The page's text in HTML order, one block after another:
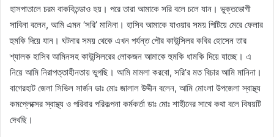
হাসপাতালে চরম বাকবিতন্ডাও হয়। পরে তারা আমাকে সরি বলে চলে যান। ভুক্তভোগী
সাবিনা বলেন, আমি এমন ‘সরি’ মানিনা। হাসিব আমাকে যাওয়ার সময় পিটিয়ে মেরে ফেলার
হুমকি দিয়ে যান। ঘটনার সময় থেকে এখন পর্যন্ত পৌর কাউন্সিলর কবির হোসেন তার
শ্যালক হাসিব আমিনসহ কাউন্সিলরের লোকজন আমাকে হুমকি ধামকি দিয়ে যাচ্ছে। এ
নিয়ে আমি নিরাপত্তাহীনতায় ভুগছি। আমি মামলা করবো, সরি’র মত বিচার আমি মানিনা।
বাগেরহাট জেলা সিভিল সার্জন ডাঃ মোঃ জালাল উদ্দীন বলেন, আমি মোংলা উপজেলা স্বাস্থ্য
কমপ্লেক্সের স্বাস্থ্য ও পরিবার পরিকল্পনা কর্মকর্তা ডাঃ মোঃ শাহীনের সাথে কথা বলে বিষয়টি
দেখছি।